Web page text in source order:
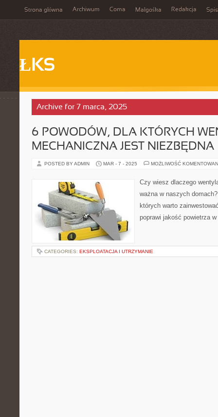
Strona główna Archiwum Coma Małgośka Redakcja
ŁKS
Archive for 7 marca, 2025
6 POWODÓW, DLA KTÓRYCH
MECHANICZNA JEST NIEZBĘDNA
POSTED BY ADMIN MAR - 7 - 2025 MOŻLIWOŚĆ
Czy wiesz dlaczego
ważna w naszych
których warto
poprawi jakość powietrza
CATEGORIES: EKSPLOATACJA I UTRZYMANIE